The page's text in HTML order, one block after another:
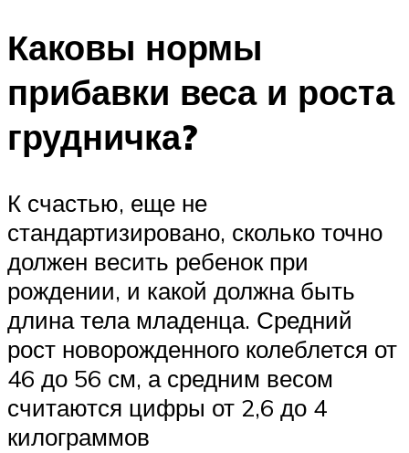
Каковы нормы
прибавки веса и роста
грудничка?
К счастью, еще не
стандартизировано, сколько точно
должен весить ребенок при
рождении, и какой должна быть
длина тела младенца. Средний
рост новорожденного колеблется от
46 до 56 см, а средним весом
считаются цифры от 2,6 до 4
килограммов